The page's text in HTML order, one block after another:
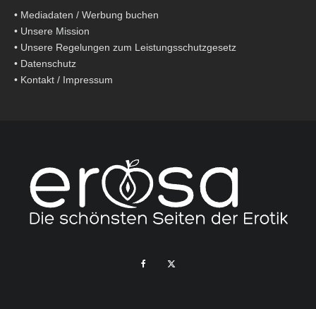
• Mediadaten / Werbung buchen
• Unsere Mission
• Unsere Regelungen zum Leistungsschutzgesetz
• Datenschutz
• Kontakt / Impressum